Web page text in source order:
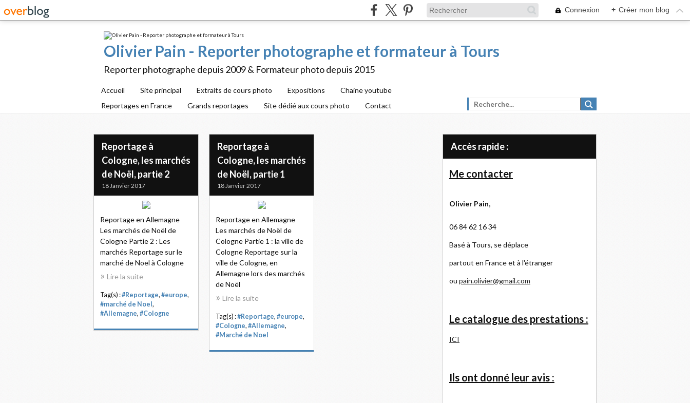
Connexion + Créer mon blog
Olivier Pain - Reporter photographe et formateur à Tours
Reporter photographe depuis 2009 & Formateur photo depuis 2015
Accueil Site principal Extraits de cours photo Expositions
Chaine youtube
Reportages en France
Grands reportages Site dédié aux cours photo Contact
Reportage à
Cologne, les marchés
de Noël, partie 2
18 Janvier 2017
Reportage en Allemagne
Les marchés de Noël de
Cologne Partie 2 : Les
marchés Reportage sur le
marché de Noel à Cologne
Lire la suite
Tag(s) :#Reportage, #europe,
#marché de Noel ,
#Allemagne, #Cologne
Reportage à
Cologne, les marchés
de Noël, partie 1
18 Janvier 2017
Reportage en Allemagne
Les marchés de Noël de
Cologne Partie 1 : la ville de
Cologne Reportage sur la
ville de Cologne, en
Allemagne lors des marchés
de Noël
Lire la suite
Tag(s) :#Reportage, #europe,
#Cologne, #Allemagne,
#Marché de Noel
Accès rapide :
Me contacter
Olivier Pain,
06 84 62 16 34
Basé à Tours, se déplace
partout en France et à l'étranger
ou pain.olivier@gmail.com
Le catalogue des prestations :
ICI
Ils ont donné leur avis :